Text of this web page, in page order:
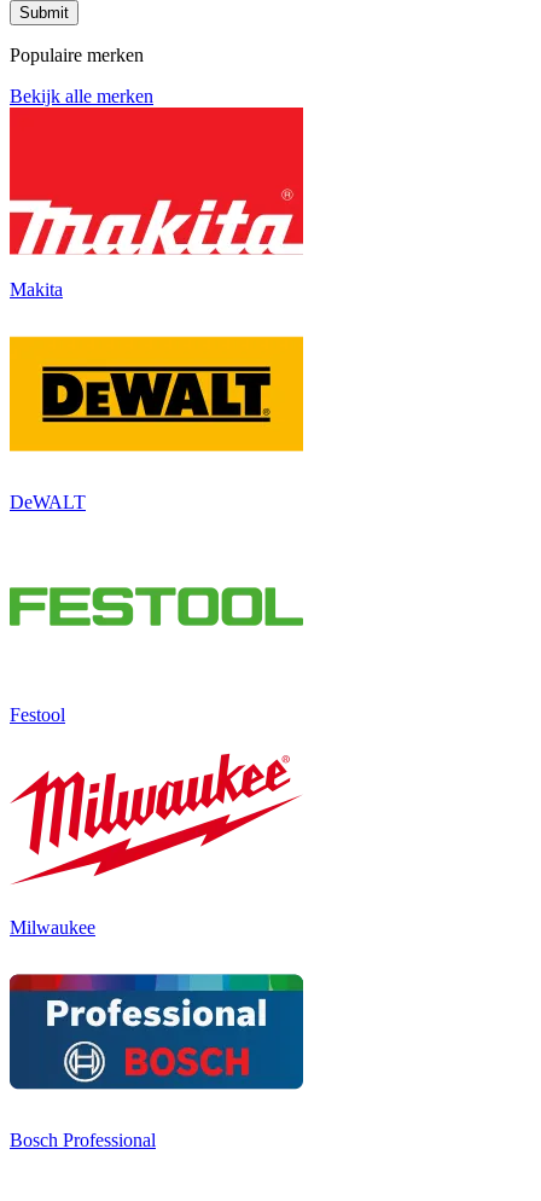
Submit
Populaire merken
Bekijk alle merken
Makita
DeWALT
Festool
Milwaukee
Bosch Professional